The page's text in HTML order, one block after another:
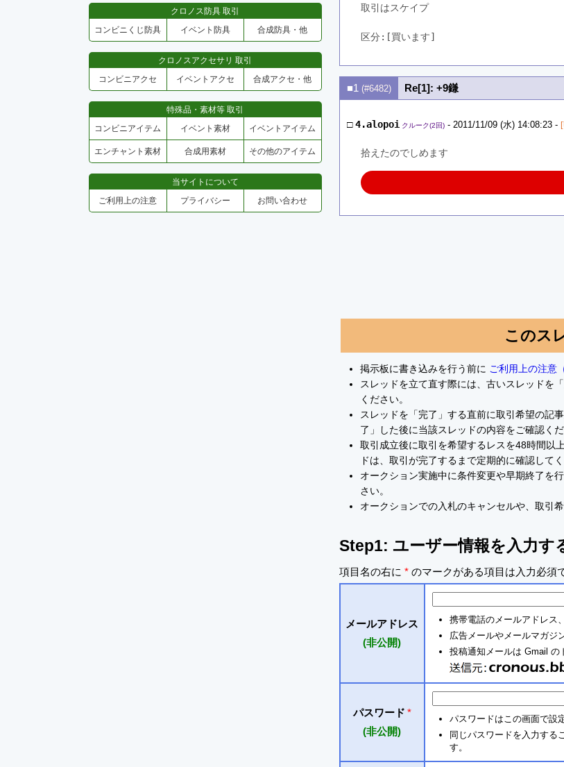
クロノス防具 取引
コンビニくじ防具
イベント防具 合成防具・他
クロノスアクセサリ 取引
コンビニアクセ
イベントアクセ 合成アクセ・他
特殊品・素材等 取引
コンビニアイテム
イベント素材 イベントアイテム
エンチャント素材 合成用素材 その他のアイテム
当サイトについて
ご利用上の注意
プライバシー お問い合わせ
取引はスケイプ
区分:[買います]
■1 (#6482)
Re[1]: +9鎌
□4.alopoi クルーク(2回)- 2011/11/09 (水) 14:08:23 -
拾えたのでしめます
このス
掲示板に書き込みを行う前に ご利用上の注意
スレッドを立て直す際には、古いスレッドを
ください。
スレッドを「完了」する直前に取引希望の記
了」した後に当該スレッドの内容をご確認くだ
取引成立後に取引を希望するレスを48時間以
ドは、取引が完了するまで定期的に確認してく
オークション実施中に条件変更や早期終了を
さい。
オークションでの入札のキャンセルや、取引
Step1: ユーザー情報を入力す
項目名の右に *のマークがある項目は入力必須
メールアドレス
(非公開)
携帯電話のメールアドレス
広告メールやメールマガジ
投稿通知メールは Gmail の
パスワード *
(非公開)
パスワードはこの画面で設
同じパスワードを入力する
す。